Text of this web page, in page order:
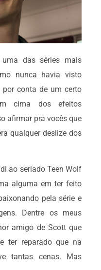
das séries mais
nunca havia visto
por conta de um certo
cima dos efeitos
afirmar pra vocês que
qualquer deslize dos
ao seriado Teen Wolf
alguma em ter feito
pela série e
Dentre os meus
amigo de Scott que
ter reparado que na
tantas cenas. Mas